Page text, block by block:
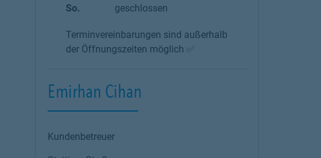
So.
geschlossen
Terminvereinbarungen sind außerhalb
der Öffnungszeiten möglich ✅
Emirhan Cihan
Kundenbetreuer